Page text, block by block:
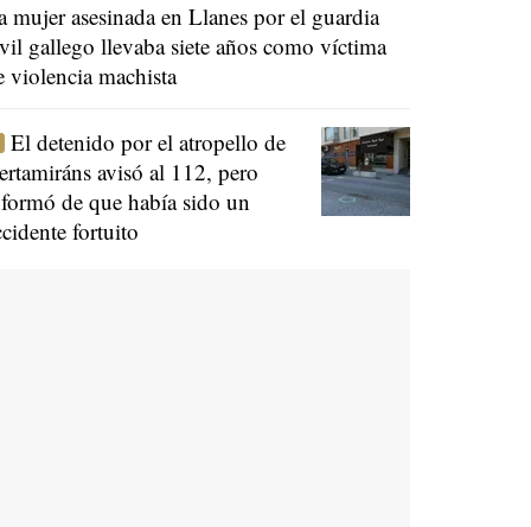
mujer asesinada en Llanes por el guardia
gallego llevaba siete años como víctima
violencia machista
El detenido por el atropello de
avisó al 112, pero
de que había sido un
fortuito